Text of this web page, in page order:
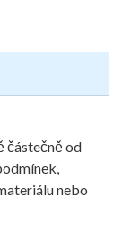
částečně od
nebo